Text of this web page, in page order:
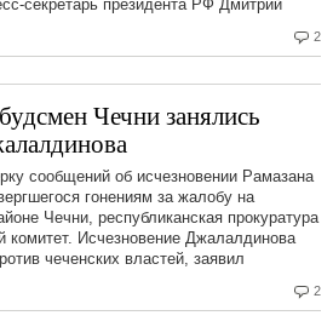
2
секретарь президента РФ Дмитрий
2
Чечни занялись
сообщений об исчезновении Рамазана
гонениям за жалобу на
Чечни, республиканская прокуратура
комитет. Исчезновение Джалалдинова
чеченских властей, заявил